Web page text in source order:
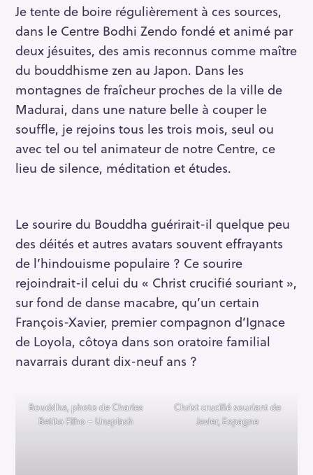
Je tente de boire régulièrement à ces sources,
dans le Centre Bodhi Zendo fondé et animé par
deux jésuites, des amis reconnus comme maître
du bouddhisme zen au Japon. Dans les
montagnes de fraîcheur proches de la ville de
Madurai, dans une nature belle à couper le
souffle, je rejoins tous les trois mois, seul ou
avec tel ou tel animateur de notre Centre, ce
lieu de silence, méditation et études.
Le sourire du Bouddha guérirait-il quelque peu
des déités et autres avatars souvent effrayants
de l’hindouisme populaire ? Ce sourire
rejoindrait-il celui du « Christ crucifié souriant »,
sur fond de danse macabre, qu’un certain
François-Xavier, premier compagnon d’Ignace
de Loyola, côtoya dans son oratoire familial
navarrais durant dix-neuf ans ?
Bouddha, photo de Charles
Betito Filho – Unsplash
Christ crucifié souriant de
Javier, Espagne